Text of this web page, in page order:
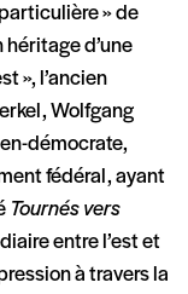
» de
héritage d’une
», l’ancien
Wolfgang
démocrate,
fédéral, ayant
Tournés vers
entre l’est et
à travers la